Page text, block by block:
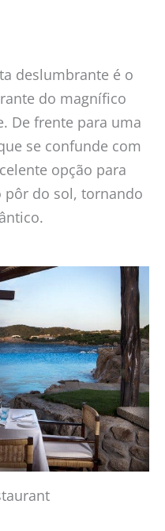
deslumbrante é o
do magnífico
De frente para uma
se confunde com
opção para
do sol, tornando